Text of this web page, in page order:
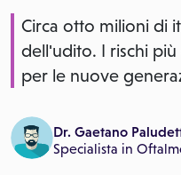
Circa otto milioni di
dell'udito. I rischi
per le nuove
Dr. Gaetano
Specialista in